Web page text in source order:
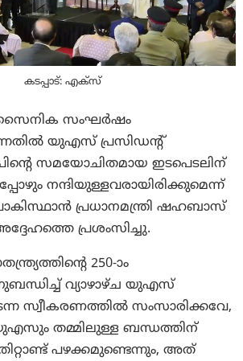
കടപ്പാട്: എക്സ്
സംഘർഷം
യുഎസ് പ്രസിഡന്റ്
സമയോചിതമായ ഇടപെടലിന്
നന്ദിയുള്ളവരായിരിക്കുമെന്ന്
പ്രധാനമന്ത്രി ഷഹബാസ്
പ്രശംസിച്ചു.
250-ാം
വ്യാഴാഴ്ച യുഎസ്
സ്വീകരണത്തിൽ സംസാരിക്കവേ,
തമ്മിലുള്ള ബന്ധത്തിന്
പഴക്കമുണ്ടെന്നും, അത്